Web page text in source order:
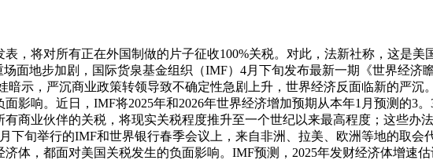
将对所有正在外国制做的片子征收100%关税。对此，法新社称，这是美
面地步加剧，国际货泉基金组织（IMF）4月下旬发布最新一期《世界经济
暗示，严沉商业政策转领导致不确定性急剧上升，世界经济反面临新的严
影响。近日，IMF将2025年和2026年世界经济增加预期从本年1月预测的3
商业伙伴的关税，将现实关税程度推升至一个世纪以来最高程度；这些办
下旬举行的IMF和世界银行春季会议上，来自非洲、拉美、欧洲等地的取
体，都面对美国关税发生的负面影响。IMF预测，2025年发财经济体增速